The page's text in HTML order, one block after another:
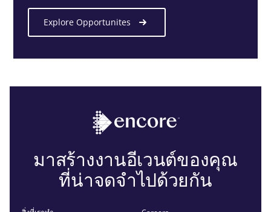
Explore Opportunites
มาสร้างงานอีเวนต์ของคุณ
ที่น่าจดจำไปด้วยกัน